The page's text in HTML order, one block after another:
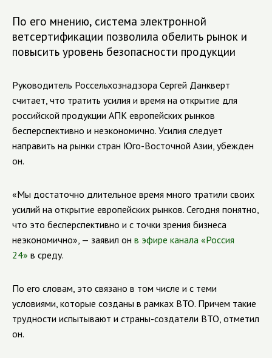
По его мнению, система электронной
ветсертификации позволила обелить рынок и
повысить уровень безопасности продукции
Руководитель Россельхознадзора Сергей Данкверт
считает, что тратить усилия и время на открытие для
российской продукции АПК европейских рынков
бесперспективно и неэкономично. Усилия следует
направить на рынки стран Юго-Восточной Азии, убежден
он.
«Мы достаточно длительное время много тратили своих
усилий на открытие европейских рынков. Сегодня понятно,
что это бесперспективно и с точки зрения бизнеса
неэкономично», — заявил он в эфире канала «Россия
24» в среду.
По его словам, это связано в том числе и с теми
условиями, которые созданы в рамках ВТО. Причем такие
трудности испытывают и страны-создатели ВТО, отметил
он.